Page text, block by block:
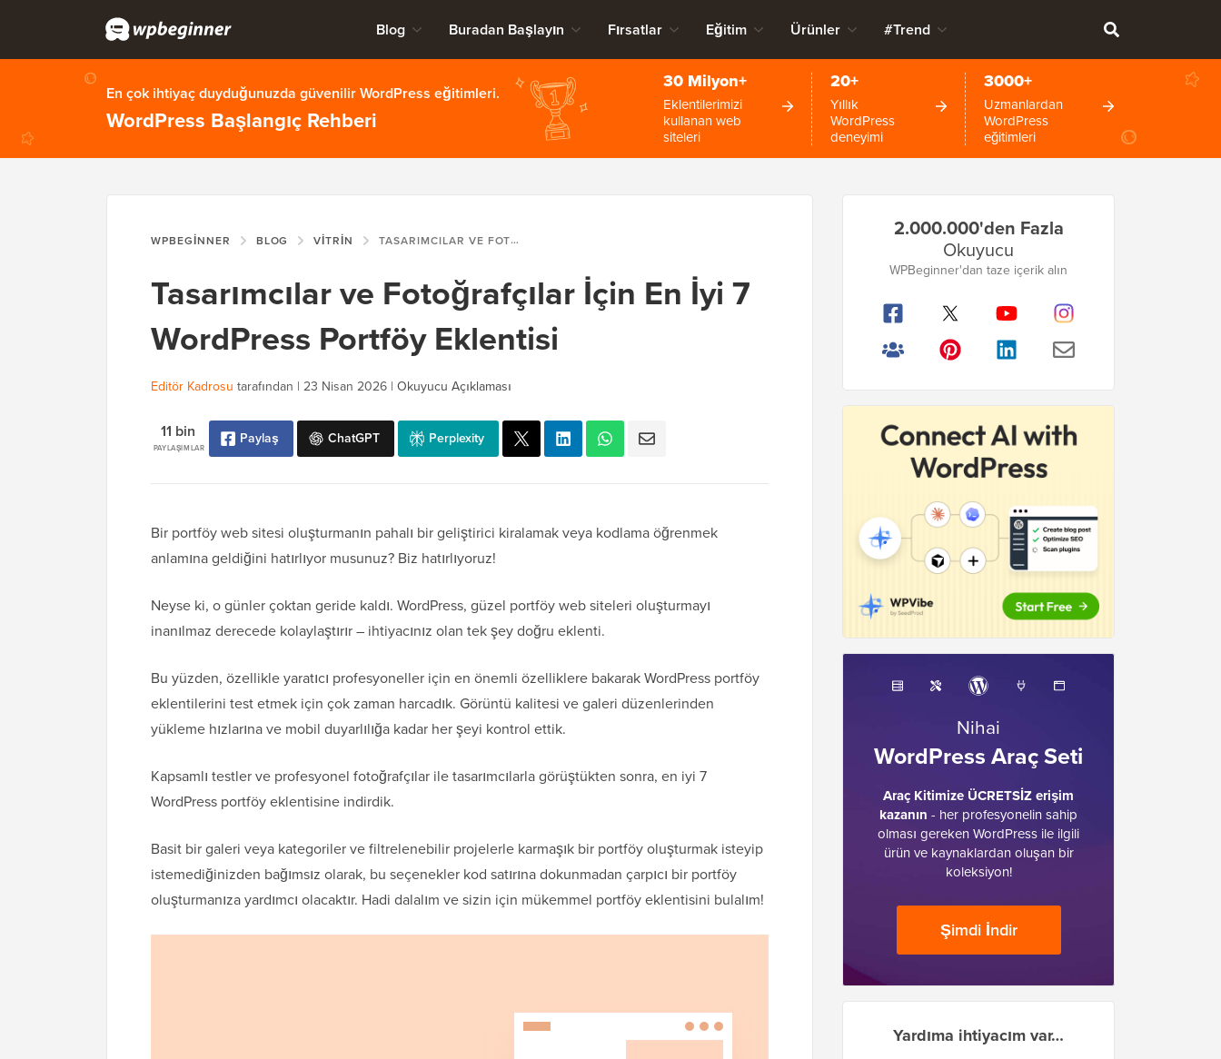
Blog Buradan Başlayın Fırsatlar Eğitim Ürünler #Trend
En çok ihtiyaç duyduğunuzda güvenilir WordPress eğitimleri.
WordPress Başlangıç Rehberi
30 Milyon+
Eklentilerimizi
kullanan web
siteleri
20+
Yıllık
WordPress
deneyimi
3000+
Uzmanlardan
WordPress
eğitimleri
WPBEGINNER BLOG VITRIN TASARIMCILAR VE FOTOĞRAFÇILAR İÇIN EN İYI 7 WORDPRESS PORTFÖY EKLENTISI
Tasarımcılar ve Fotoğrafçılar İçin En İyi 7
WordPress Portföy Eklentisi
Editör Kadrosu tarafından | 23 Nisan 2026 | Okuyucu Açıklaması
PAYLAŞIMLAR
11 bin Paylaş ChatGPT Perplexity
Bir portföy web sitesi oluşturmanın pahalı bir geliştirici kiralamak veya kodlama öğrenmek
anlamına geldiğini hatırlıyor musunuz? Biz hatırlıyoruz!
Neyse ki, o günler çoktan geride kaldı. WordPress, güzel portföy web siteleri oluşturmayı
inanılmaz derecede kolaylaştırır – ihtiyacınız olan tek şey doğru eklenti.
Bu yüzden, özellikle yaratıcı profesyoneller için en önemli özelliklere bakarak WordPress portföy
eklentilerini test etmek için çok zaman harcadık. Görüntü kalitesi ve galeri düzenlerinden
yükleme hızlarına ve mobil duyarlılığa kadar her şeyi kontrol ettik.
Kapsamlı testler ve profesyonel fotoğrafçılar ile tasarımcılarla görüştükten sonra, en iyi 7
WordPress portföy eklentisine indirdik.
Basit bir galeri veya kategoriler ve filtrelenebilir projelerle karmaşık bir portföy oluşturmak isteyip
istemediğinizden bağımsız olarak, bu seçenekler kod satırına dokunmadan çarpıcı bir portföy
oluşturmanıza yardımcı olacaktır. Hadi dalalım ve sizin için mükemmel portföy eklentisini bulalım!
Kenar
Çubuğu
2.000.000'den Fazla
Okuyucu
WPBeginner'dan taze içerik alın
Nihai
WordPress Araç Seti
Araç Kitimize ÜCRETSİZ erişim
kazanın - her profesyonelin sahip
olması gereken WordPress ile ilgili
ürün ve kaynaklardan oluşan bir
koleksiyon!
Şimdi İndir
Yardıma ihtiyacım var…